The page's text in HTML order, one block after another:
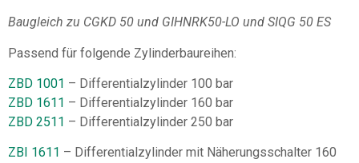
Baugleich zu CGKD 50 und GIHNRK50-LO und SIQG 50 ES
Passend für folgende Zylinderbaureihen:
ZBD 1001 – Differentialzylinder 100 bar
ZBD 1611 – Differentialzylinder 160 bar
ZBD 2511 – Differentialzylinder 250 bar
ZBI 1611 – Differentialzylinder mit Näherungsschalter 160